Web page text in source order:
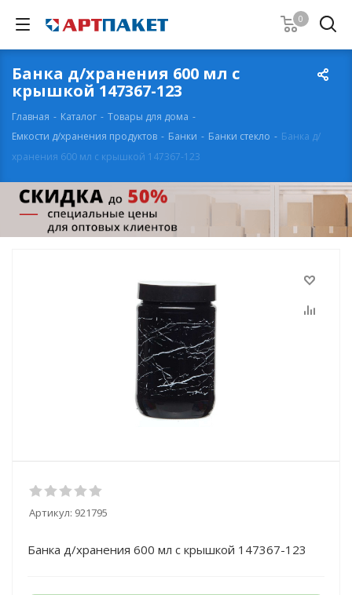
0
Банка д/хранения 600 мл с
крышкой 147367-123
Главная - Каталог - Товары для дома -
Емкости д/хранения продуктов - Банки - Банки стекло - Банка д/
хранения 600 мл с крышкой 147367-123
Артикул: 921795
Банка д/хранения 600 мл с крышкой 147367-123